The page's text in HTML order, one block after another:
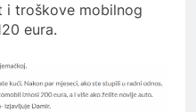
i troškove mobilnog
eura.